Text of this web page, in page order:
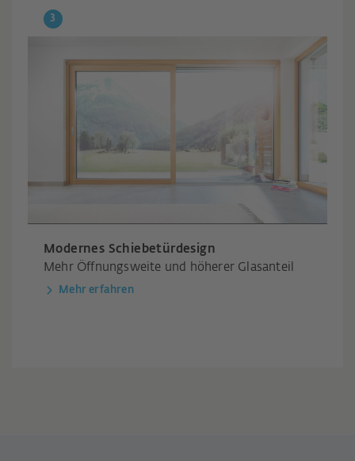
Modernes Schiebetürdesign
Mehr Öffnungsweite und höherer Glasanteil
Mehr erfahren